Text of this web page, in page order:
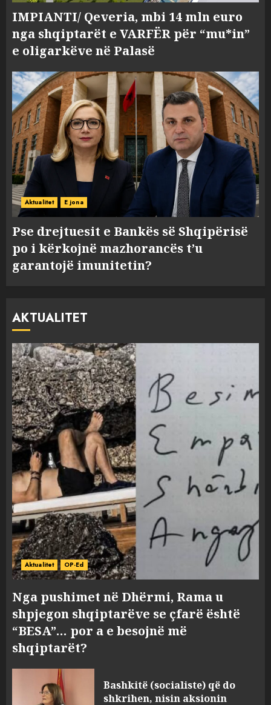
IMPIANTI/ Qeveria, mbi 14 mln euro
nga shqiptarët e VARFËR për “mu*in”
e oligarkëve në Palasë
Aktualitet E jona
Pse drejtuesit e Bankës së Shqipërisë
po i kërkojnë mazhorancës t’u
garantojë imunitetin?
AKTUALITET
Aktualitet OP-Ed
Nga pushimet në Dhërmi, Rama u
shpjegon shqiptarëve se çfarë është
“BESA”… por a e besojnë më
shqiptarët?
Bashkitë (socialiste) që do
shkrihen, nisin aksionin